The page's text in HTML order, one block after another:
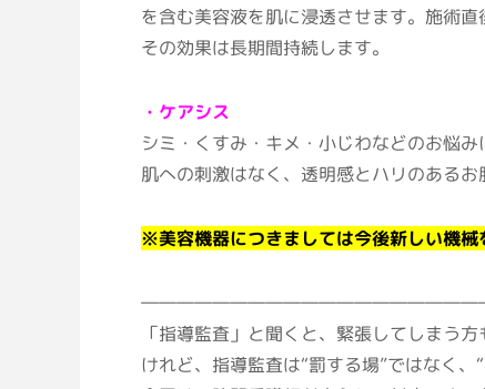
を含む美容液を肌に浸透させます。施術
その効果は長期間持続します。
・ケアシス
シミ・くすみ・キメ・小じわなどのお悩
肌への刺激はなく、透明感とハリのあるお
※美容機器につきましては今後新しい機械
「指導監査」と聞くと、緊張してしまう方
けれど、指導監査は“罰する場”ではなく、